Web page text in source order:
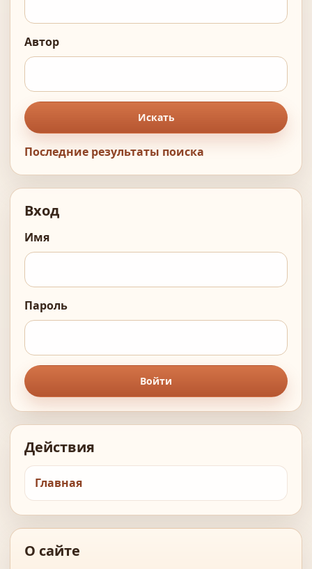
Автор
Искать
Последние результаты поиска
Вход
Имя
Пароль
Войти
Действия
Главная
О сайте